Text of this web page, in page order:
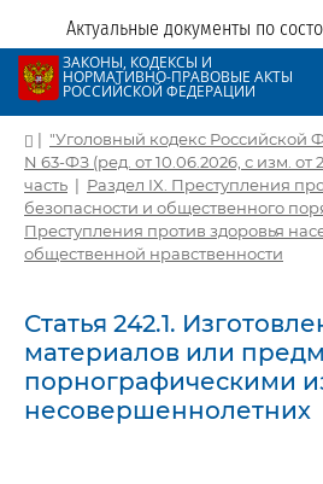
Актуальные документы по
ЗАКОНЫ, КОДЕКСЫ И
НОРМАТИВНО-ПРАВОВЫЕ АКТЫ
РОССИЙСКОЙ ФЕДЕРАЦИИ
| "Уголовный кодекс Российской
N 63-ФЗ (ред. от 10.06.2026, с изм. от
часть | Раздел IX. Преступления
безопасности и общественного
Преступления против здоровья
общественной нравственности
Статья 242.1.
материалов или
порнографическими
несовершеннолетних